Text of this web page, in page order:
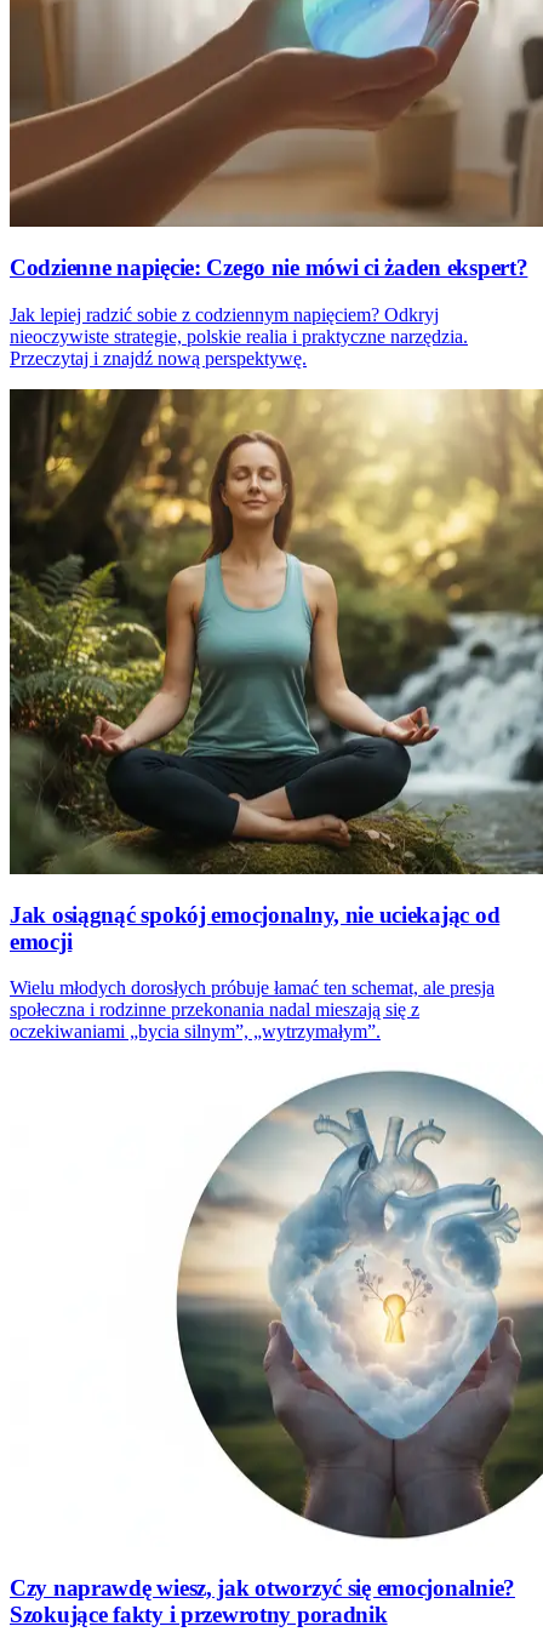
Codzienne napięcie: Czego nie mówi ci żaden ekspert?
Jak lepiej radzić sobie z codziennym napięciem? Odkryj
nieoczywiste strategie, polskie realia i praktyczne narzędzia.
Przeczytaj i znajdź nową perspektywę.
Jak osiągnąć spokój emocjonalny, nie uciekając od
emocji
Wielu młodych dorosłych próbuje łamać ten schemat, ale presja
społeczna i rodzinne przekonania nadal mieszają się z
oczekiwaniami „bycia silnym”, „wytrzymałym”.
Czy naprawdę wiesz, jak otworzyć się emocjonalnie?
Szokujące fakty i przewrotny poradnik